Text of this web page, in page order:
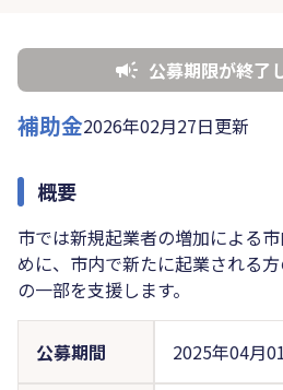
公募期限が終了
補助金2026年02月27日更新
概要
市では新規起業者の増加による
めに、市内で新たに起業される
の一部を支援します。
公募期間 2025年04月